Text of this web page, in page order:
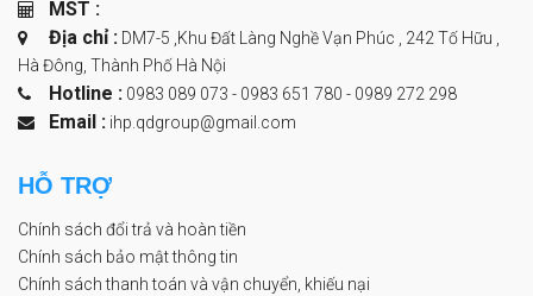
MST :
Địa chỉ :DM7-5 ,Khu Đất Làng Nghề Vạn Phúc , 242 Tố Hữu ,
Hà Đông, Thành Phố Hà Nội
Hotline : 0983 089 073 - 0983 651 780 - 0989 272 298
Email : ihp.qdgroup@gmail.com
HỖ TRỢ
Chính sách đổi trả và hoàn tiền
Chính sách bảo mật thông tin
Chính sách thanh toán và vận chuyển, khiếu nại